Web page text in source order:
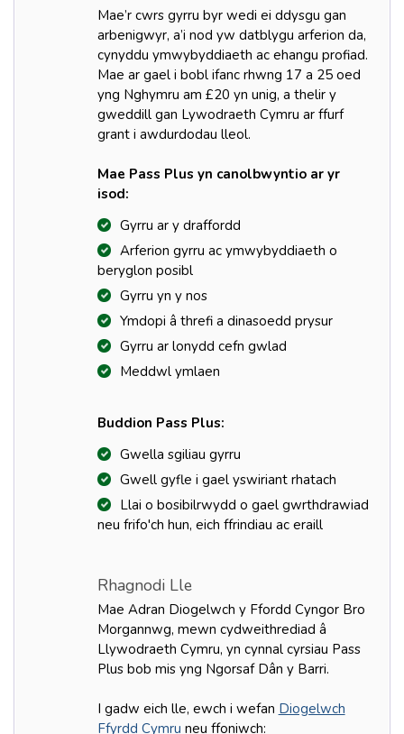
Mae’r cwrs gyrru byr wedi ei ddysgu gan
arbenigwyr, a’i nod yw datblygu arferion da,
cynyddu ymwybyddiaeth ac ehangu profiad.
Mae ar gael i bobl ifanc rhwng 17 a 25 oed
yng Nghymru am £20 yn unig, a thelir y
gweddill gan Lywodraeth Cymru ar ffurf
grant i awdurdodau lleol.
Mae Pass Plus yn canolbwyntio ar yr
isod:
Gyrru ar y draffordd
Arferion gyrru ac ymwybyddiaeth o
beryglon posibl
Gyrru yn y nos
Ymdopi â threfi a dinasoedd prysur
Gyrru ar lonydd cefn gwlad
Meddwl ymlaen
Buddion Pass Plus:
Gwella sgiliau gyrru
Gwell gyfle i gael yswiriant rhatach
Llai o bosibilrwydd o gael gwrthdrawiad
neu frifo'ch hun, eich ffrindiau ac eraill
Rhagnodi Lle
Mae Adran Diogelwch y Ffordd Cyngor Bro
Morgannwg, mewn cydweithrediad â
Llywodraeth Cymru, yn cynnal cyrsiau Pass
Plus bob mis yng Ngorsaf Dân y Barri.
I gadw eich lle, ewch i wefan Diogelwch
Ffyrdd Cymru neu ffoniwch: